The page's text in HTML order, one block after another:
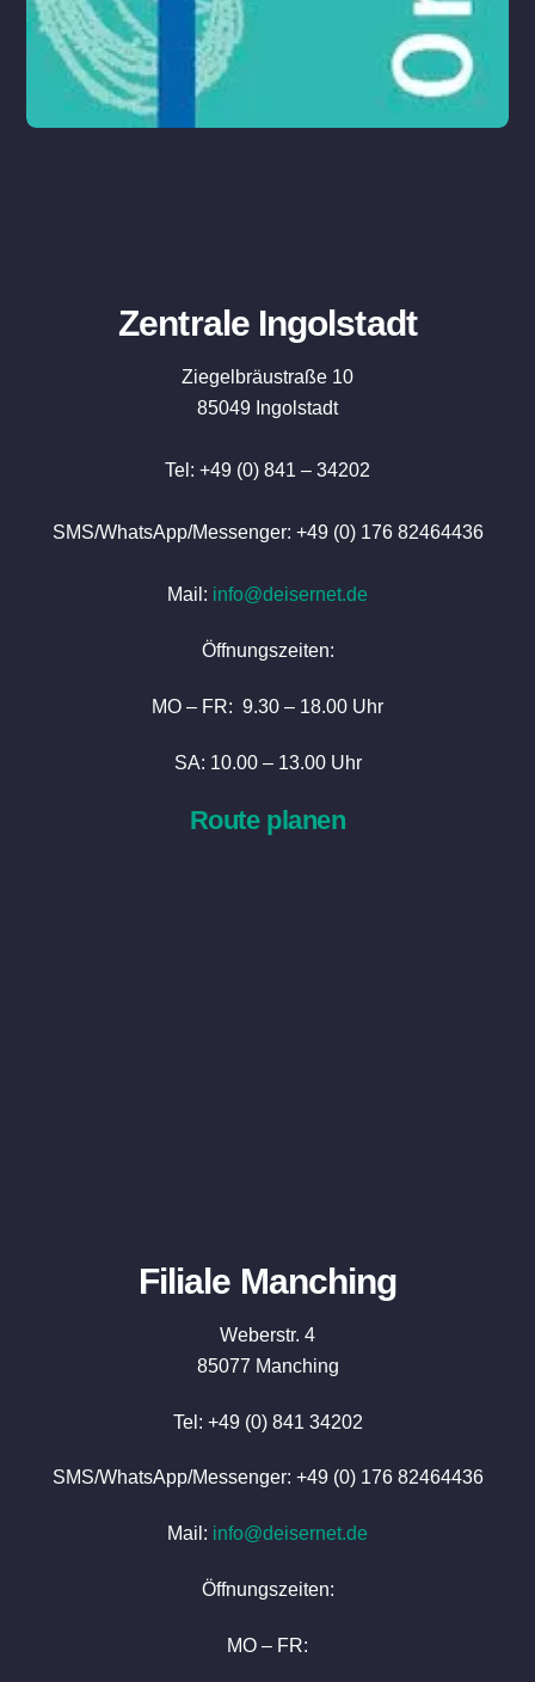
Orthopädie
Zentrale Ingolstadt
Ziegelbräustraße 10
85049 Ingolstadt
Tel: +49 (0) 841 – 34202
SMS/WhatsApp/Messenger: +49 (0) 176 82464436
Mail: info@deisernet.de
Öffnungszeiten:
MO – FR: 9.30 – 18.00 Uhr
SA: 10.00 – 13.00 Uhr
Route planen
Filiale Manching
Weberstr. 4
85077 Manching
Tel: +49 (0) 841 34202
SMS/WhatsApp/Messenger: +49 (0) 176 82464436
Mail: info@deisernet.de
Öffnungszeiten:
MO – FR: